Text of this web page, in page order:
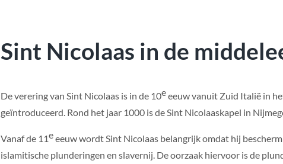
Sint Nicolaas in de
De verering van Sint Nicolaas is in de 10eeeuw vanuit Zuid Italië in
geïntroduceerd. Rond het jaar 1000 is de Sint Nicolaaskapel in
Vanaf de 11eeeuw wordt Sint Nicolaas belangrijk omdat hij
islamitische plunderingen en slavernij. De oorzaak hiervoor is de